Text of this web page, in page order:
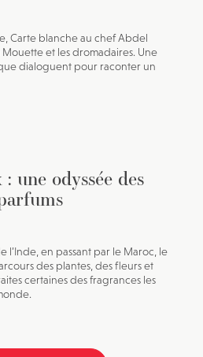
Carte blanche au chef Abdel
et les dromadaires. Une
dialoguent pour raconter un
une odyssée des
l’Inde, en passant par le Maroc, le
des plantes, des fleurs et
certaines des fragrances les